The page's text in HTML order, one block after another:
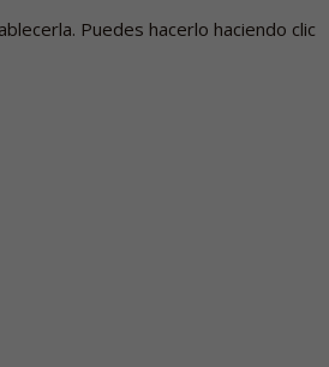
Puedes hacerlo haciendo clic